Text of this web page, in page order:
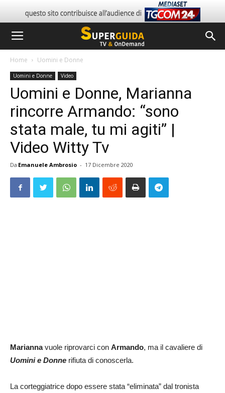
Home Uomini e Donne
Uomini e Donne Video
Uomini e Donne, Marianna
rincorre Armando: “sono
stata male, tu mi agiti” |
Video Witty Tv
Da Emanuele Ambrosio - 17 Dicembre 2020
Mariannavuole riprovarci con Armando, ma il cavaliere di
Uomini e Donne rifiuta di conoscerla.
La corteggiatrice dopo essere stata “eliminata” dal tronista